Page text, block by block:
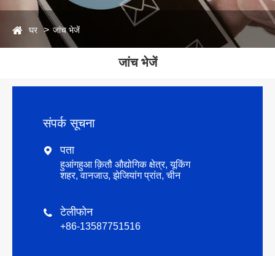
घर जांच भेजें
जांच भेजें
संपर्क सूचना
 पता
हुआंगहुआ क़ितौ औद्योगिक क्षेत्र, यूकिंग
शहर, वानजाउ, झेजियांग प्रांत, चीन
 टेलीफोन
+86-13587751516